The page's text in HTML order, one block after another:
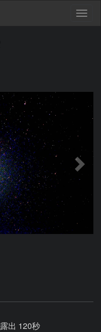
露出 120秒